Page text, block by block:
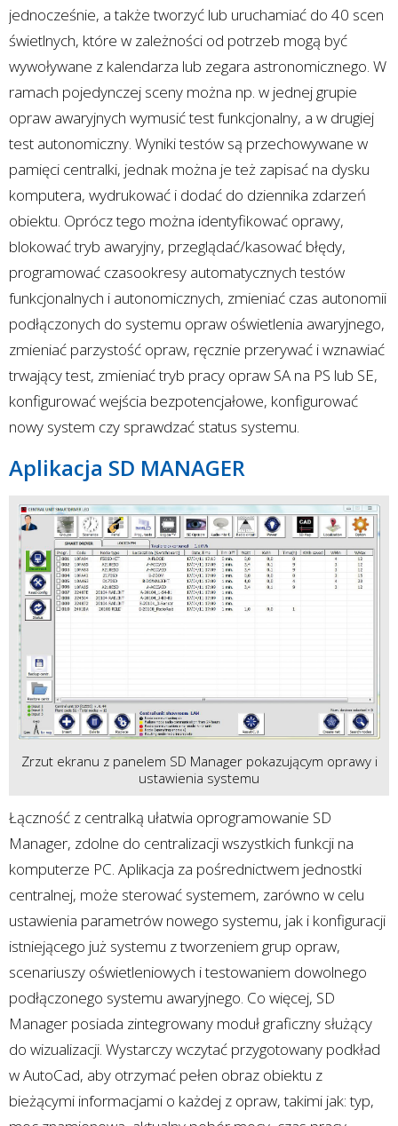
jednocześnie, a także tworzyć lub uruchamiać do 40 scen
świetlnych, które w zależności od potrzeb mogą być
wywoływane z kalendarza lub zegara astronomicznego. W
ramach pojedynczej sceny można np. w jednej grupie
opraw awaryjnych wymusić test funkcjonalny, a w drugiej
test autonomiczny. Wyniki testów są przechowywane w
pamięci centralki, jednak można je też zapisać na dysku
komputera, wydrukować i dodać do dziennika zdarzeń
obiektu. Oprócz tego można identyfikować oprawy,
blokować tryb awaryjny, przeglądać/kasować błędy,
programować czasookresy automatycznych testów
funkcjonalnych i autonomicznych, zmieniać czas autonomii
podłączonych do systemu opraw oświetlenia awaryjnego,
zmieniać parzystość opraw, ręcznie przerywać i wznawiać
trwający test, zmieniać tryb pracy opraw SA na PS lub SE,
konfigurować wejścia bezpotencjałowe, konfigurować
nowy system czy sprawdzać status systemu.
Aplikacja SD MANAGER
Zrzut ekranu z panelem SD Manager pokazującym oprawy i
ustawienia systemu
Łączność z centralką ułatwia oprogramowanie SD
Manager, zdolne do centralizacji wszystkich funkcji na
komputerze PC. Aplikacja za pośrednictwem jednostki
centralnej, może sterować systemem, zarówno w celu
ustawienia parametrów nowego systemu, jak i konfiguracji
istniejącego już systemu z tworzeniem grup opraw,
scenariuszy oświetleniowych i testowaniem dowolnego
podłączonego systemu awaryjnego. Co więcej, SD
Manager posiada zintegrowany moduł graficzny służący
do wizualizacji. Wystarczy wczytać przygotowany podkład
w AutoCad, aby otrzymać pełen obraz obiektu z
bieżącymi informacjami o każdej z opraw, takimi jak: typ,